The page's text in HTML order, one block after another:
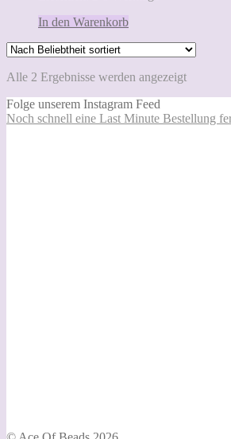
In den Warenkorb
Alle 2 Ergebnisse werden angezeigtNach
Folge unserem Instagram Feed
Noch schnell eine Last Minute Bestellung